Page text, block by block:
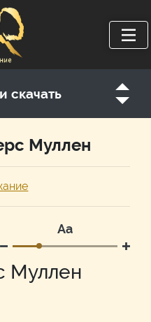
скачать
Муллен
Аа
Муллен